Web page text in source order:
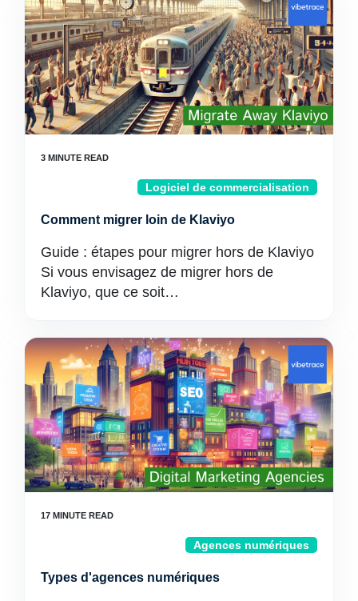
Logiciel de commercialisation
Comment migrer loin de Klaviyo
Guide : étapes pour migrer hors de Klaviyo
Si vous envisagez de migrer hors de
Klaviyo, que ce soit…
Agences numériques
Types d'agences numériques